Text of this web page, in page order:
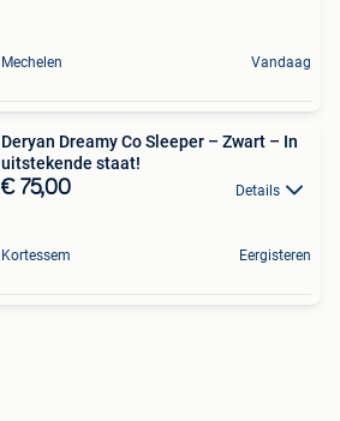
Mechelen Vandaag
Deryan Dreamy Co Sleeper – Zwart – In
uitstekende staat!
€ 75,00 Details
Kortessem Eergisteren